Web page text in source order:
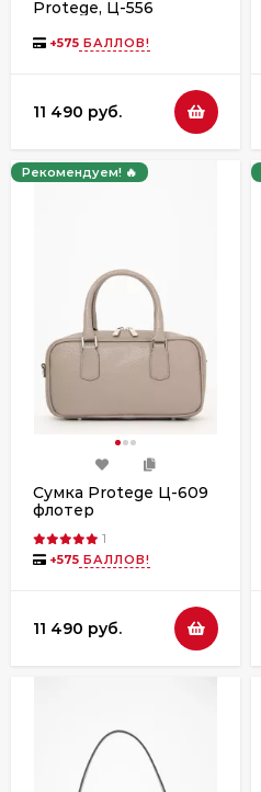
Protege, Ц-556
+575 БАЛЛОВ!
11 490 руб.
Рекомендуем! 🔥
Сумка Protege Ц-609
флотер
1
+575 БАЛЛОВ!
11 490 руб.